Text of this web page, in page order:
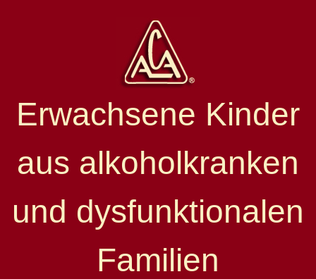
Erwachsene Kinder
aus alkoholkranken
und dysfunktionalen
Familien